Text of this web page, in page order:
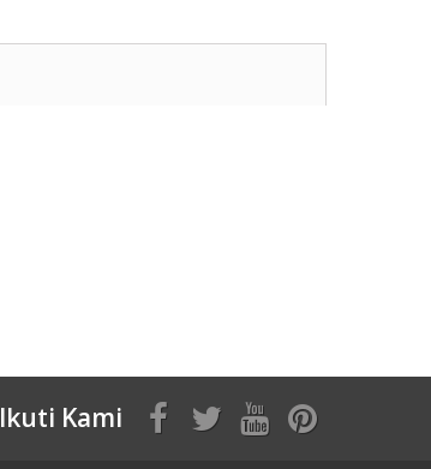
Ikuti Kami